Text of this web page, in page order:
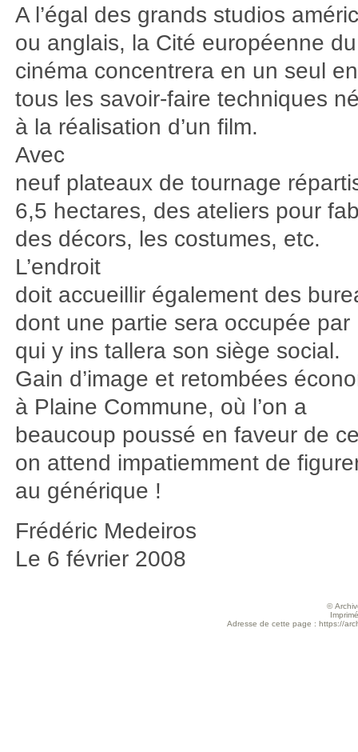
A l’égal des grands studios
ou anglais, la Cité européenne du
cinéma concentrera en un seul
tous les savoir-faire techniques
à la réalisation d’un film.
Avec
neuf plateaux de tournage
6,5 hectares, des ateliers pour
des décors, les costumes, etc.
L’endroit
doit accueillir également des
dont une partie sera occupée par
qui y ins tallera son siège social.
Gain d’image et retombées
à Plaine Commune, où l’on a
beaucoup poussé en faveur de
on attend impatiemment de
au générique !
Frédéric Medeiros
Le 6 février 2008
©
Adresse de cette page : https://